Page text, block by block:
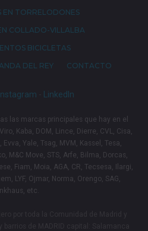
EN TORRELODONES
COLLADO-VILLALBA
BICICLETAS
DEL REY
CONTACTO
Instagram LinkedIn
las marcas principales que hay en el
Kaba, DOM, Lince, Dierre, CVL, Cisa,
Evva, Yale, Tsag, MVM, Kassel, Tesa,
M&C Move, STS, Arfe, Bilma, Dorcas,
Fiam, Moia, AGA, CR, Tecsesa, Ilargi,
LYF, Ojmar, Norma, Orengo, SAG,
etc.